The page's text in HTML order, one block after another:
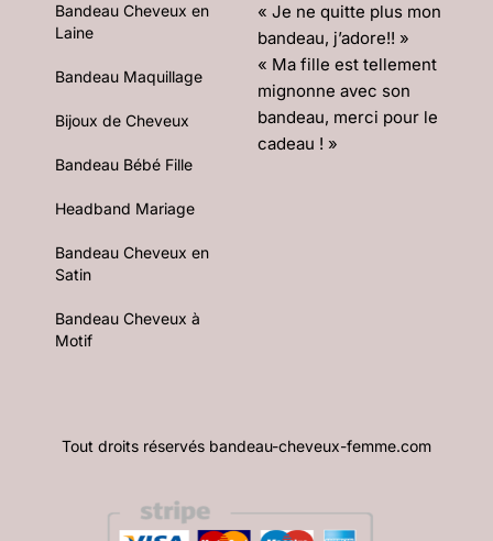
Bandeau Cheveux en
Laine
Bandeau Maquillage
Bijoux de Cheveux
Bandeau Bébé Fille
Headband Mariage
Bandeau Cheveux en
Satin
Bandeau Cheveux à
Motif
« Je ne quitte plus mon
bandeau, j’adore!! »
« Ma fille est tellement
mignonne avec son
bandeau, merci pour le
cadeau ! »
Tout droits réservés bandeau-cheveux-femme.com